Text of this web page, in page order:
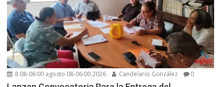
8 08-06:00 agosto 08-06:00 2026 Candelario González 0